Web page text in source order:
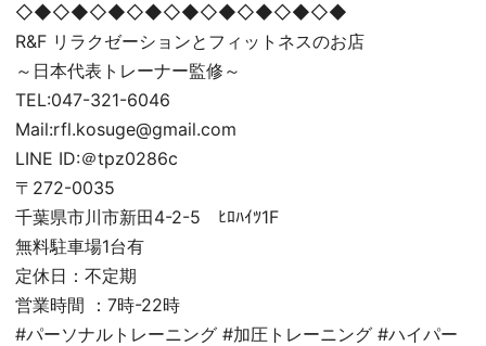
◇◆◇◆◇◆◇◆◇◆◇◆◇◆◇◆◇◆
R&F リラクゼーションとフィットネスのお店
～日本代表トレーナー監修～
TEL:047-321-6046
Mail:rfl.kosuge@gmail.com
LINE ID:＠tpz0286c
〒272-0035
千葉県市川市新田4-2-5 ﾋﾛﾊｲﾂ1F
無料駐車場1台有
定休日：不定期
営業時間 ：7時-22時
#パーソナルトレーニング #加圧トレーニング #ハイパー